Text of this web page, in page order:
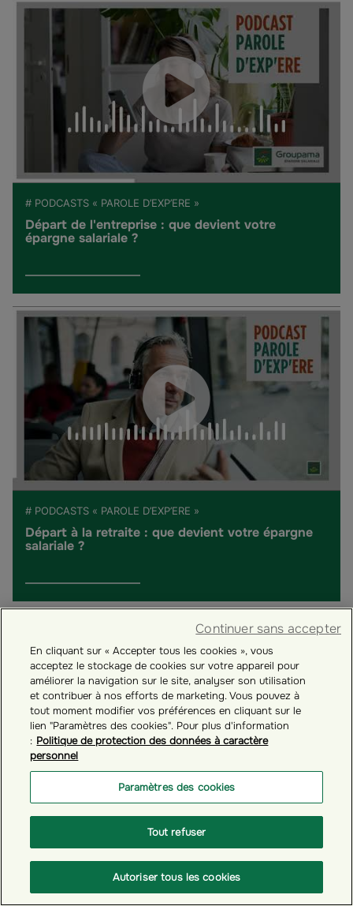
# PODCASTS « PAROLE D’EXP’ERE »
Départ de l'entreprise : que devient votre
épargne salariale ?
# PODCASTS « PAROLE D’EXP’ERE »
Départ à la retraite : que devient votre épargne
salariale ?
# LE PLAN D'ÉPARGNE RETRAITE PAR ESTH'ERE
Comment réduire vos impôts avec le Plan
En cliquant sur « Accepter tous les cookies », vous
acceptez le stockage de cookies sur votre appareil pour
améliorer la navigation sur le site, analyser son utilisation
et contribuer à nos efforts de marketing. Vous pouvez à
tout moment modifier vos préférences en cliquant sur le
lien "Paramètres des cookies". Pour plus d'information
: Politique de protection des données à caractère
personnel
Paramètres des cookies
Tout refuser
Autoriser tous les cookies
Continuer sans accepter